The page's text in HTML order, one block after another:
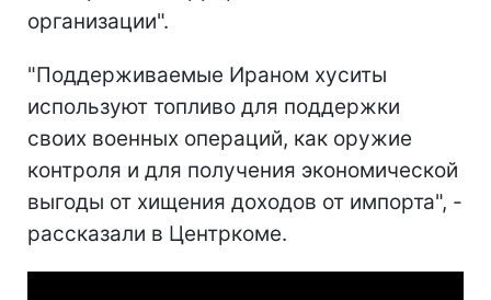
организации".
"Поддерживаемые Ираном хуситы
используют топливо для поддержки
своих военных операций, как оружие
контроля и для получения экономической
выгоды от хищения доходов от импорта", -
рассказали в Центркоме.